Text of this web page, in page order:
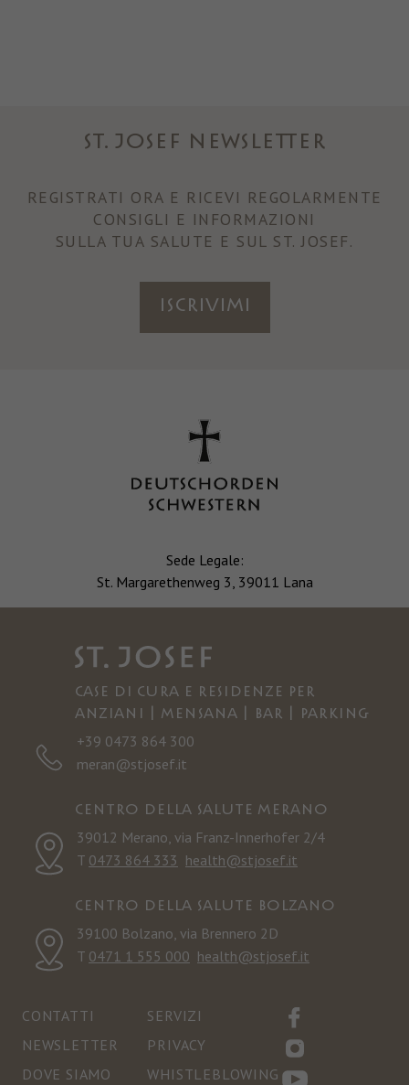
ST. JOSEF NEWSLETTER
REGISTRATI ORA E RICEVI REGOLARMENTE
CONSIGLI E INFORMAZIONI
SULLA TUA SALUTE E SUL ST. JOSEF.
ISCRIVIMI
Sede Legale:
St. Margarethenweg 3, 39011 Lana
Case di cura e residenze per
anziani | Mensana | Bar | Parking
+39 0473 864 300
meran@stjosef.it
Centro della salute Merano
39012 Merano, via Franz-Innerhofer 2/4
T 0473 864 333 health@stjosef.it
Centro della salute Bolzano
39100 Bolzano, via Brennero 2D
T 0471 1 555 000 health@stjosef.it
CONTATTI
NEWSLETTER
DOVE SIAMO
SERVIZI
PRIVACY
WHISTLEBLOWING